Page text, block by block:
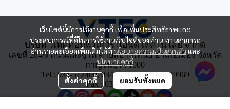
เว็บไซต์นี้มีการใช้งานคุกกี้ เพื่อเพิ่มประสิทธิภาพและ
ประสบการณ์ที่ดีในการใช้งานเว็บไซต์ของท่าน ท่านสามารถ
อ่านรายละเอียดเพิ่มเติมได้ที่นโยบายความเป็นส่วนตัวและ
นโยบายคุกกี้
ตั้งค่าคุกกี้ ยอมรับทั้งหมด
บริษัท วีเทคคอมพิวเตอร์ แอนด์ เทคโนโลยี จำกัด
เลขที่ 284/6 ถนนแสงชูโต ตำบลบ้านเหนือ อำเภอเมือง จังหวัด
กาญจนบุรี 71000
Tel : 034-512400, 034- 521114, 081-0099969
Fax : 034-517533